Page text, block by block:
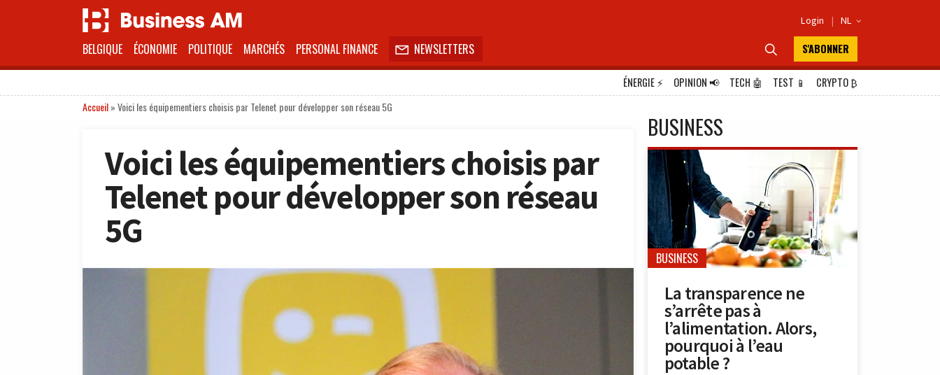
Login | NL 
BELGIQUE ÉCONOMIE POLITIQUE MARCHÉS PERSONAL FINANCE  NEWSLETTERS  S'ABONNER
ÉNERGIE⚡ OPINION📢 TECH 🤖 TEST 📱 CRYPTO₿
Accueil»Voici les équipementiers choisis par Telenet pour développer son réseau 5G
Voici les équipementiers choisis par
Telenet pour développer son réseau
5G
BUSINESS
BUSINESS
La transparence ne
s’arrête pas à
l’alimentation. Alors,
pourquoi à l’eau
potable ?